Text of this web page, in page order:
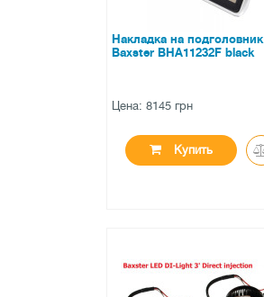
Накладка на подголовник
Baxster BHA11232F black
Цена: 8145 грн
Купить
0 отзывов